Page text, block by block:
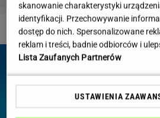
DZIEJE SIĘ!
skanowanie charakterystyki
identyfikacji. Przechowywanie
dostęp do nich. Spersonalizowane
reklam i treści, badnie odbiorców i
Lista Zaufanych Partnerów
USTAWIENIA